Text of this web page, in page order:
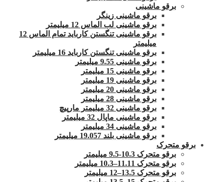
برقو ماشینی
برقو ماشینی زینگر
برقو ماشینی لب الماس 12 میلیمتر
برقو ماشینی تنگستن کارباید تمام الماس 12
میلیمتر
برقو ماشینی تنگستن کارباید 16 میلیمتر
برقو ماشینی 9.55 میلیمتر
برقو ماشینی 15 میلیمتر
برقو ماشینی 19 میلیمتر
برقو ماشینی 20 میلیمتر
برقو ماشینی 28 میلیمتر
برقو ماشینی 32 میلیمتر مارپیچ
برقو ماشینی ماپال 32 میلیمتر
برقو ماشینی 34 میلیمتر
برقو ماشینی بلند 19.057 میلیمتر
برقو متحرک
برقو متحرک 10.3-9.5 میلیمتر
برقو متحرک 11.11–10.3 میلیمتر
برقو متحرک 13.5–12 میلیمتر